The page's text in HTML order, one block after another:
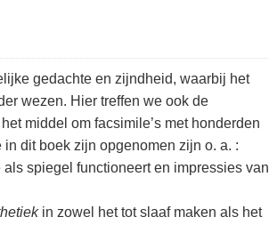
gedachte en zijndheid, waarbij het
wezen. Hier treffen we ook de
middel om facsimile’s met honderden
dit boek zijn opgenomen zijn o. a. :
als spiegel functioneert en impressies van
in zowel het tot slaaf maken als het